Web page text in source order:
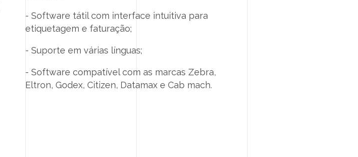
- Software tátil com interface intuitiva para
etiquetagem e faturação;
- Suporte em várias línguas;
- Software compatível com as marcas Zebra,
Eltron, Godex, Citizen, Datamax e Cab mach.